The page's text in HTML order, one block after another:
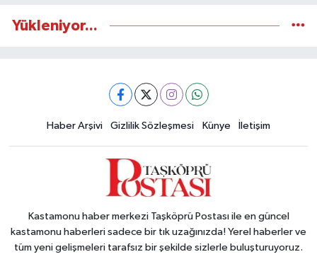
Yükleniyor...
Haber Arşivi Gizlilik Sözleşmesi Künye İletişim
Kastamonu haber merkezi Taşköprü Postası ile en güncel
kastamonu haberleri sadece bir tık uzağınızda! Yerel haberler ve
tüm yeni gelişmeleri tarafsız bir şekilde sizlerle buluşturuyoruz.